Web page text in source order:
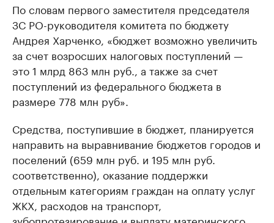
По словам первого заместителя председателя
ЗС РО-руководителя комитета по бюджету
Андрея Харченко, «бюджет возможно увеличить
за счет возросших налоговых поступлений —
это 1 млрд 863 млн руб., а также за счет
поступлений из федерального бюджета в
размере 778 млн руб».
Средства, поступившие в бюджет, планируется
направить на выравнивание бюджетов городов и
поселений (659 млн руб. и 195 млн руб.
соответственно), оказание поддержки
отдельным категориям граждан на оплату услуг
ЖКХ, расходов на транспорт,